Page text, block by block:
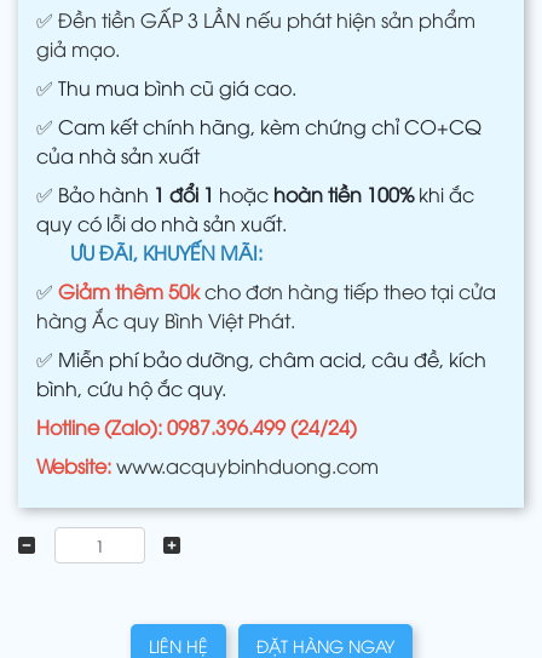
✅ Đền tiền GẤP 3 LẦN nếu phát hiện sản phẩm
giả mạo.
✅ Thu mua bình cũ giá cao.
✅ Cam kết chính hãng, kèm chứng chỉ CO+CQ
của nhà sản xuất
✅ Bảo hành 1 đổi 1 hoặc hoàn tiền 100%khi ắc
quy có lỗi do nhà sản xuất.
ƯU ĐÃI, KHUYẾN MÃI:
✅ Giảm thêm 50kcho đơn hàng tiếp theo tại cửa
hàng Ắc quy Bình Việt Phát.
✅ Miễn phí bảo dưỡng, châm acid, câu đề, kích
bình, cứu hộ ắc quy.
Hotline (Zalo): 0987.396.499 (24/24)
Website:www.acquybinhduong.com
LIÊN HỆ ĐẶT HÀNG NGAY